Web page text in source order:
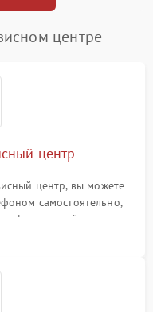
центре
центр
центр, вы можете
самостоятельно,
на сайте